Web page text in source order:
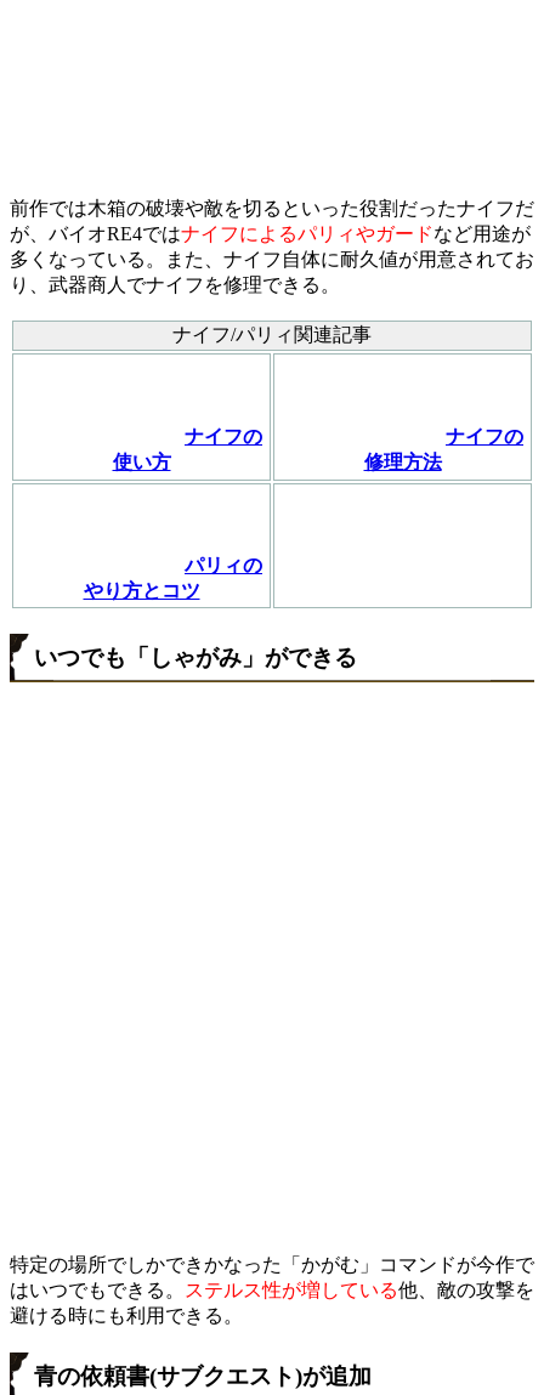
前作では木箱の破壊や敵を切るといった役割だったナイフだ
が、バイオRE4ではナイフによるパリィやガードなど用途が
多くなっている。また、ナイフ自体に耐久値が用意されてお
り、武器商人でナイフを修理できる。
ナイフ/パリィ関連記事
ナイフの
使い方
ナイフの
修理方法
パリィの
やり方とコツ
いつでも「しゃがみ」ができる
特定の場所でしかできかなった「かがむ」コマンドが今作で
はいつでもできる。
ステルス性が増している他、敵の攻撃を
避ける時にも利用できる。
青の依頼書(サブクエスト)が追加